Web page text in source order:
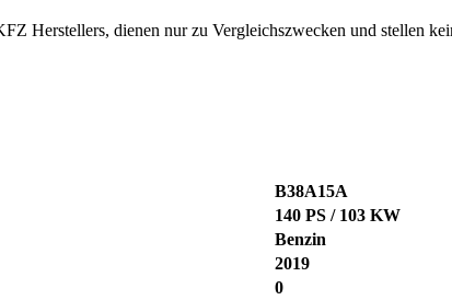
Herstellers, dienen nur zu Vergleichszwecken und stellen
B38A15A
140 PS / 103 KW
Benzin
2019
0